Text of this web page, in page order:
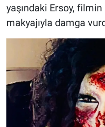
yaşındaki Ersoy,
makyajıyla damga